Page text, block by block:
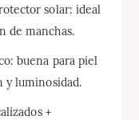
solar: ideal
de manchas.
buena para piel
y luminosidad.
+